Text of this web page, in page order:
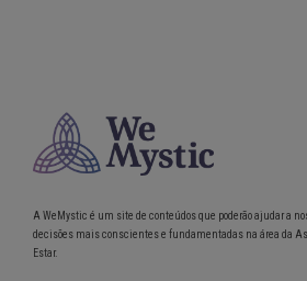
A WeMystic é um site de conteúdos que poderão ajudar a
decisões mais conscientes e fundamentadas na área da
Estar.